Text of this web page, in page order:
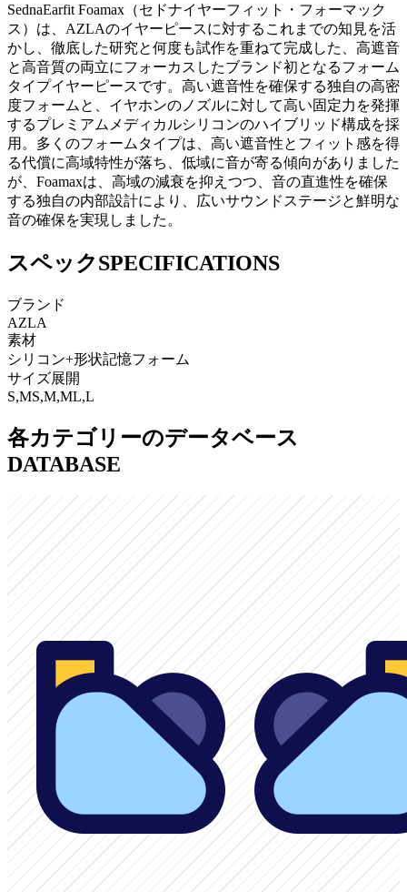
SednaEarfit Foamax（セドナイヤーフィット・フォーマック
ス）は、AZLAのイヤーピースに対するこれまでの知見を活
かし、徹底した研究と何度も試作を重ねて完成した、高遮音
と高音質の両立にフォーカスしたブランド初となるフォーム
タイプイヤーピースです。高い遮音性を確保する独自の高密
度フォームと、イヤホンのノズルに対して高い固定力を発揮
するプレミアムメディカルシリコンのハイブリッド構成を採
用。多くのフォームタイプは、高い遮音性とフィット感を得
る代償に高域特性が落ち、低域に音が寄る傾向がありました
が、Foamaxは、高域の減衰を抑えつつ、音の直進性を確保
する独自の内部設計により、広いサウンドステージと鮮明な
音の確保を実現しました。
スペックSPECIFICATIONS
ブランド
AZLA
素材
シリコン+形状記憶フォーム
サイズ展開
S,MS,M,ML,L
各カテゴリーのデータベース
DATABASE